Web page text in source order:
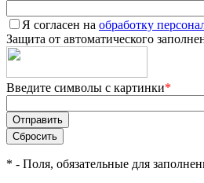
Я согласен на обработку
Защита от автоматического
Введите символы с картинки*
* - Поля, обязательные для